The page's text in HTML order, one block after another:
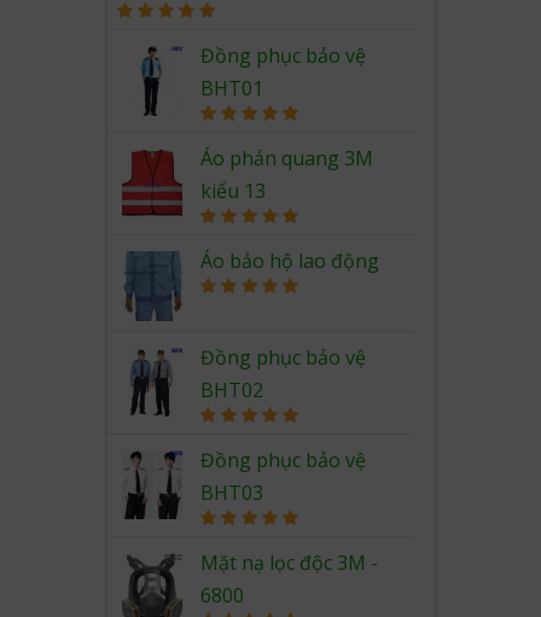
out of 5
Đồng phục bảo vệ
BHT01
out of 5
Áo phản quang 3M
kiểu 13
out of 5
Áo bảo hộ lao động
Đồng phục bảo vệ
BHT02
out of 5
Đồng phục bảo vệ
BHT03
out of 5
Mặt nạ lọc độc 3M -
6800